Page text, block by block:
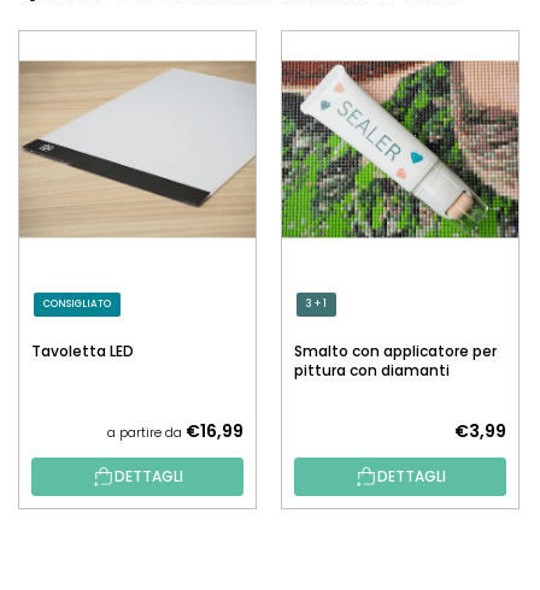
CONSIGLIATO
Tavoletta LED
a partire da €16,99
DETTAGLI
3 + 1
Smalto con applicatore per
pittura con diamanti
€3,99
DETTAGLI